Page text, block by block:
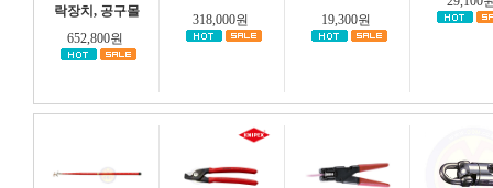
락장치, 공구몰
652,800원
318,000원
19,300원